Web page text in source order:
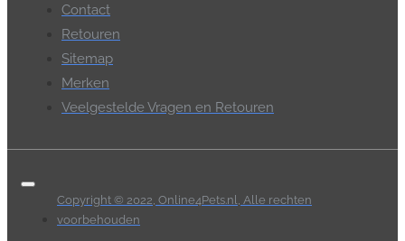
Contact
Retouren
Sitemap
Merken
Veelgestelde Vragen en Retouren
Copyright © 2022, Online4Pets.nl, Alle rechten
voorbehouden